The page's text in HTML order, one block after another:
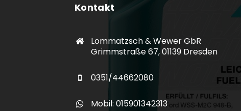
Kontakt
Lommatzsch & Wewer GbR
Grimmstraße 67, 01139 Dresden
0351/44662080
Mobil: 015901342313